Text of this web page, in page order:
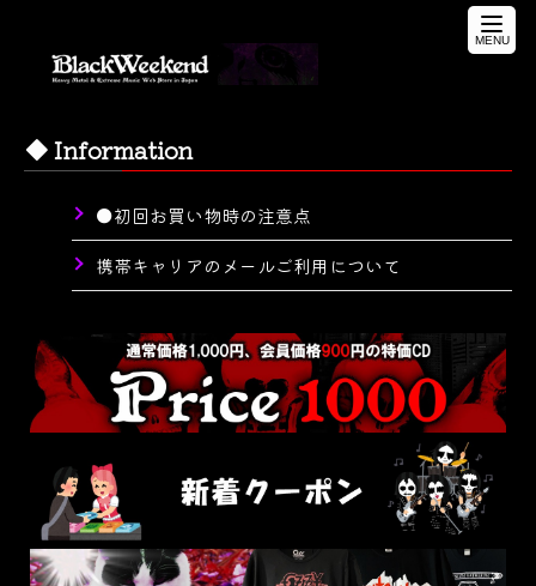
toggle
◆ Information
●初回お買い物時の注意点
携帯キャリアのメールご利用について